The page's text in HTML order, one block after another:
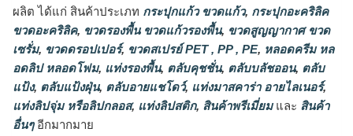
ผลิต ได้แก่ สินค้าประเภท กระปุกแก้ว ขวดแก้ว, กระปุกอะคริลิค
ขวดอะคริลิค, ขวดรองพื้น ขวดแก้วรองพื้น, ขวดสูญญากาศ ขวด
เซรั่ม, ขวดดรอปเปอร์, ขวดสเปรย์ PET , PP , PE, หลอดครีม หล
อดลิป หลอดโฟม, แท่งรองพื้น, ตลับคุชชั่น, ตลับบลัชออน, ตลับ
แป้ง, ตลับแป้งฝุ่น, ตลับอายแชโดว์, แท่งมาสคาร่า อายไลเนอร์,
แท่งลิปจุ่ม หรือลิปกลอส, แท่งลิปสติก, สินค้าพรีเมี่ยมและ สินค้า
อื่นๆอีกมากมาย